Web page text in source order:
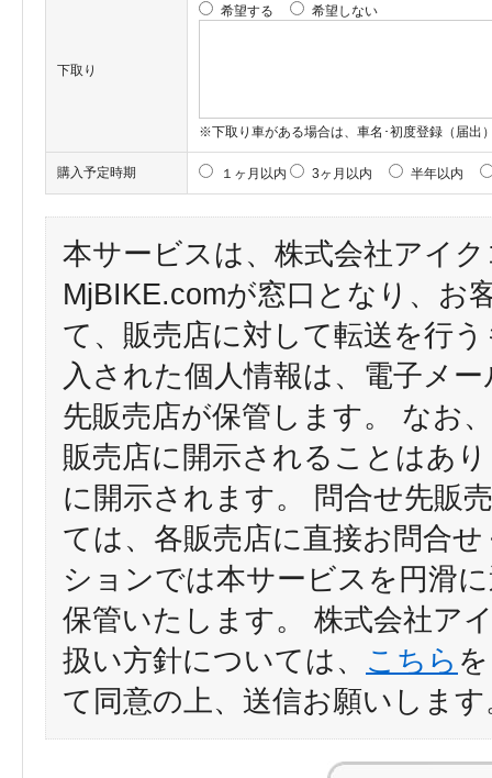
下取り
希望する 希望しない
※下取り車がある場合は、車名･初度登録（届出
購入予定時期 １ヶ月以内 3ヶ月以内 半年以内
本サービスは、株式会社アイ
MjBIKE.comが窓口となり、お
て、販売店に対して転送を行
入された個人情報は、電子メ
先販売店が保管します。 なお
販売店に開示されることはあ
に開示されます。 問合せ先販
ては、各販売店に直接お問合
ションでは本サービスを円滑
保管いたします。 株式会社ア
扱い方針については、 こちら
て同意の上、送信お願いします